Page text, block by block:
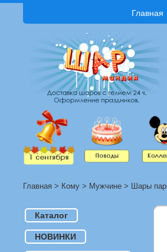
Главная
Главная > Кому > Мужчине > Шары
Каталог
НОВИНКИ